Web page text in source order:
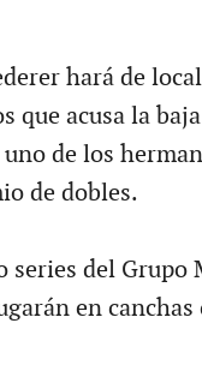
hará de
que acusa la
uno de los
de dobles.
series del
en